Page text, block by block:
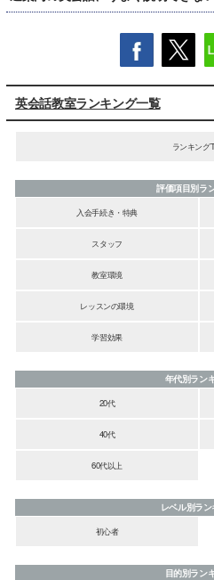
英会話教室ランキング一覧
ランキング
評価項目別ラ
入会手続き・特典
スタッフ
教室環境
レッスンの環境
学習効果
年代別ラン
20代
40代
60代以上
レベル別ラ
初心者
目的別ラン